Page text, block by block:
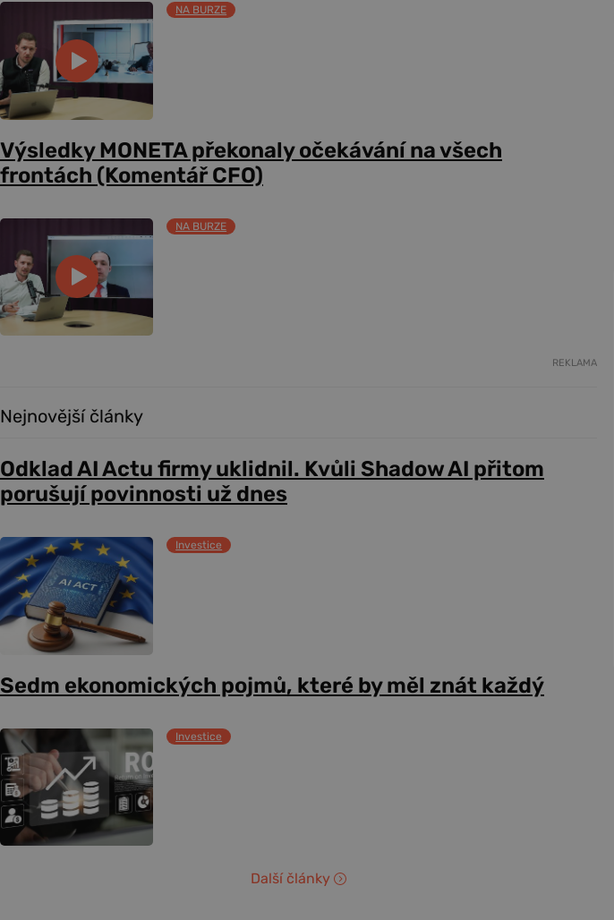
NA BURZE
Výsledky MONETA překonaly očekávání na všech
frontách (Komentář CFO)
NA BURZE
REKLAMA
Nejnovější články
Odklad AI Actu firmy uklidnil. Kvůli Shadow AI přitom
porušují povinnosti už dnes
Investice
Sedm ekonomických pojmů, které by měl znát každý
Investice
Další články